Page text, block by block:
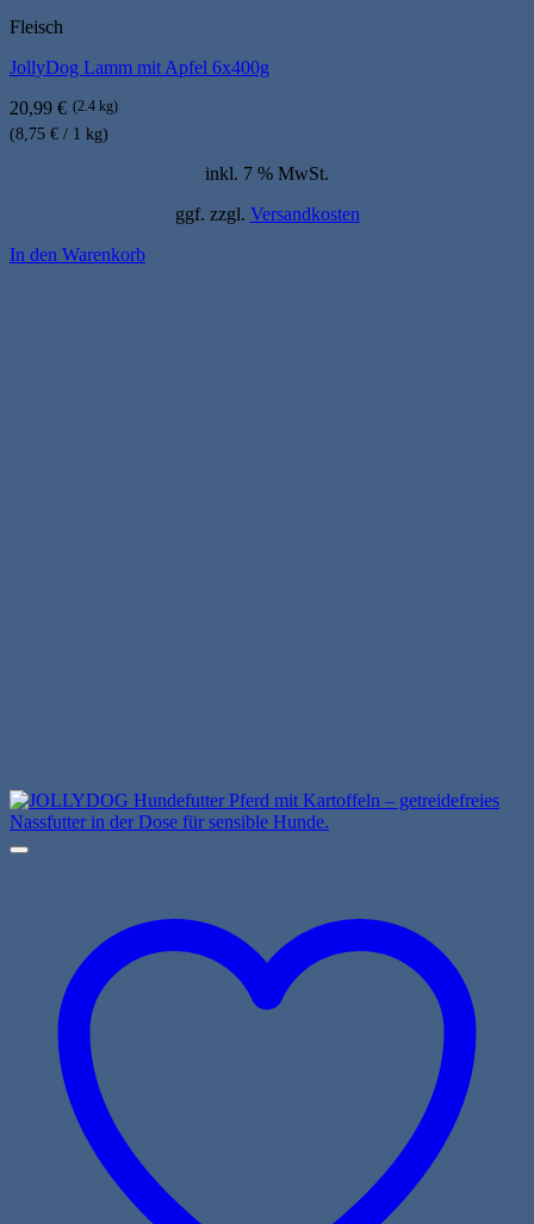
Fleisch
JollyDog Lamm mit Apfel 6x400g
20,99 € (2.4 kg)
(8,75 € / 1 kg)
inkl. 7 % MwSt.
ggf. zzgl. Versandkosten
In den Warenkorb